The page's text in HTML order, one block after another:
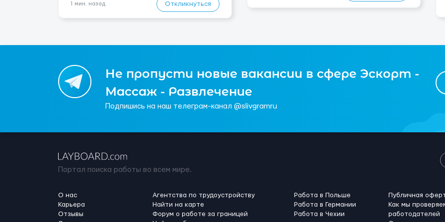
заработную плату для квалифицированного
1 мин. назад Откликнуться
Не пропусти новые вакансии в сфере Эскорт -
Массаж - Развлечение
Подпишись на наш телеграм-канал @slivgramru
Портал поиска работы во всем мире.
О нас
Карьера
Отзывы
Агентства по трудоустройству
Найти на карте
Форум о работе за границей
Работа в Польше
Работа в Германии
Работа в Чехии
Публичная
Как мы
работодателей